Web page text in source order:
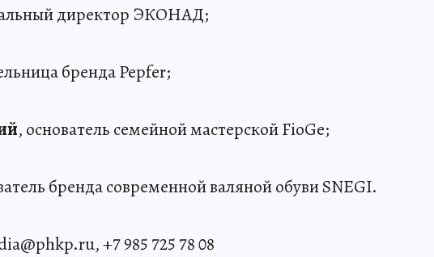
директор ЭКОНАД;
бренда Pepfer;
, основатель семейной мастерской FioGe;
бренда современной валяной обуви SNEGI.
+7 985 725 78 08